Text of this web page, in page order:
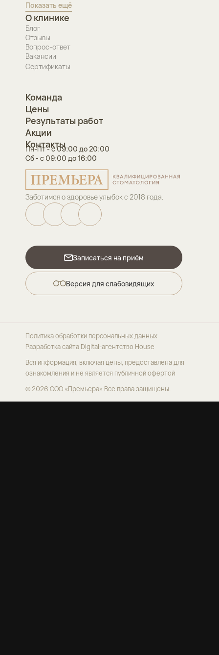
Заботимся о здоровье улыбок с 2018 года.
Записаться на приём
Версия для слабовидящих
Показать ещё
О клинике
Блог
Отзывы
Вопрос-ответ
Вакансии
Сертификаты
Команда
Цены
Результаты работ
Акции
Контакты
Пн-Пт - с 09:00 до 20:00
Сб - с 09:00 до 16:00
© 2026 ООО «Премьера» Все права защищены.
Вся информация, включая цены, предоставлена для
ознакомления и не является публичной офертой
Политика обработки персональных данных
Разработка сайтаDigital-агентство House